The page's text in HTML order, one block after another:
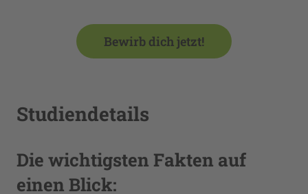
Bewirb dich jetzt!
Studiendetails
Die wichtigsten Fakten auf
einen Blick: